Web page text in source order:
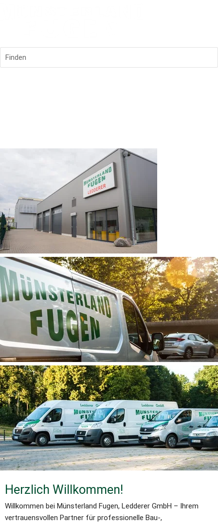
Finden
Herzlich Willkommen!
Willkommen bei Münsterland Fugen, Ledderer GmbH – Ihrem
vertrauensvollen Partner für professionelle Bau-,